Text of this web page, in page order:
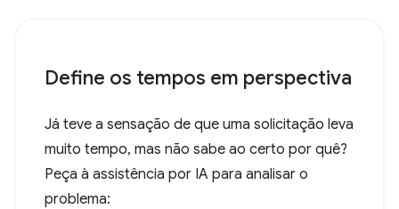
Define os tempos em perspectiva
Já teve a sensação de que uma solicitação leva
muito tempo, mas não sabe ao certo por quê?
Peça à assistência por IA para analisar o
problema: